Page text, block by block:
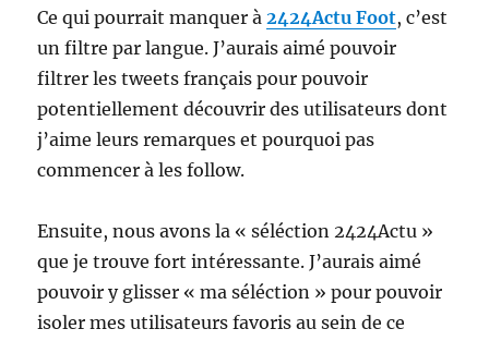
Ce qui pourrait manquer à2424Actu Foot, c’est
un filtre par langue. J’aurais aimé pouvoir
filtrer les tweets français pour pouvoir
potentiellement découvrir des utilisateurs dont
j’aime leurs remarques et pourquoi pas
commencer à les follow.
Ensuite, nous avons la « séléction 2424Actu »
que je trouve fort intéressante. J’aurais aimé
pouvoir y glisser « ma séléction » pour pouvoir
isoler mes utilisateurs favoris au sein de ce